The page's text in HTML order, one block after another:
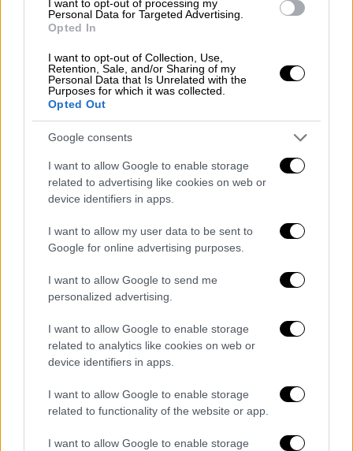
I want to opt-out of processing my
Personal Data for Targeted Advertising.
Opted In
I want to opt-out of Collection, Use,
Retention, Sale, and/or Sharing of my
Personal Data that Is Unrelated with the
Purposes for which it was collected.
Opted Out
Google consents
I want to allow Google to enable storage
related to advertising like cookies on web or
device identifiers in apps.
I want to allow my user data to be sent to
Google for online advertising purposes.
I want to allow Google to send me
personalized advertising.
I want to allow Google to enable storage
related to analytics like cookies on web or
device identifiers in apps.
I want to allow Google to enable storage
related to functionality of the website or app.
I want to allow Google to enable storage
βε) του επιδόματος νόσου και ανικανότητας
άρθρου 54 του π.δ. 169/2007 (Α΄ 210),
βστ) του εξωιδρυματικού επιδόματος του
άρθρου 42 του ν. 1140/1981 (Α΄ 68), τα οποία
επιδόματα των υποπερ. βδ), βε) και βστ)
χορηγούνται από τον e-Ε.Φ.Κ.Α.,
βζ) των επιδομάτων των άρθρων 54Α του
168/2007 (Α΄ 209), τα οποία καταβάλλονται
από το Δημόσιο,
βη) σύνταξης αναπηρίας εξ ιδίου
δικαιώματος, η οποία υπολογίζεται
σύμφωνα με το άρθρο 88 του π.δ. 168/2007
και καταβάλλεται από το Δημόσιο.
δικαιούνται αναδρομικής καταβολής της
προνοιακής παροχής σε χρήμα της υποπερ.
βγ) της περ. β) για τον μήνα Νοέμβριο